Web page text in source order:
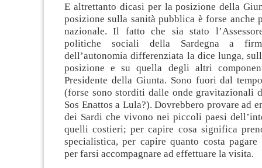
E altrettanto dicasi per la posizione della
posizione sulla sanità pubblica è forse anche
nazionale. Il fatto che sia stato
politiche sociali della Sardegna a
dell’autonomia differenziata la dice lunga,
posizione e su quella degli altri
Presidente della Giunta. Sono fuori dal
(forse sono storditi dalle onde gravitazionali
Sos Enattos a Lula?). Dovrebbero provare ad
dei Sardi che vivono nei piccoli paesi
quelli costieri; per capire cosa significa
specialistica, per capire quanto costa pagare
per farsi accompagnare ad effettuare la visita.